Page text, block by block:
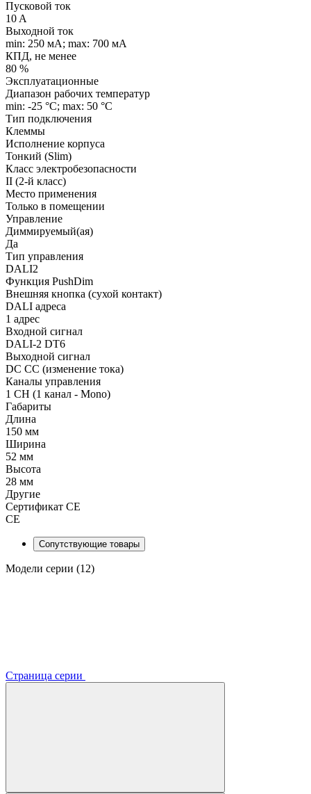
Пусковой ток
10 A
Выходной ток
min: 250 мA; max: 700 мA
КПД, не менее
80 %
Эксплуатационные
Диапазон рабочих температур
min: -25 °C; max: 50 °C
Тип подключения
Клеммы
Исполнение корпуса
Тонкий (Slim)
Класс электробезопасности
II (2-й класс)
Место применения
Только в помещении
Управление
Диммируемый(ая)
Да
Тип управления
DALI2
Функция PushDim
Внешняя кнопка (сухой контакт)
DALI адреса
1 адрес
Входной сигнал
DALI-2 DT6
Выходной сигнал
DC CC (изменение тока)
Каналы управления
1 CH (1 канал - Mono)
Габариты
Длина
150 мм
Ширина
52 мм
Высота
28 мм
Другие
Сертификат CE
СЕ
Сопутствующие товары
Модели серии (12)
Страница серии